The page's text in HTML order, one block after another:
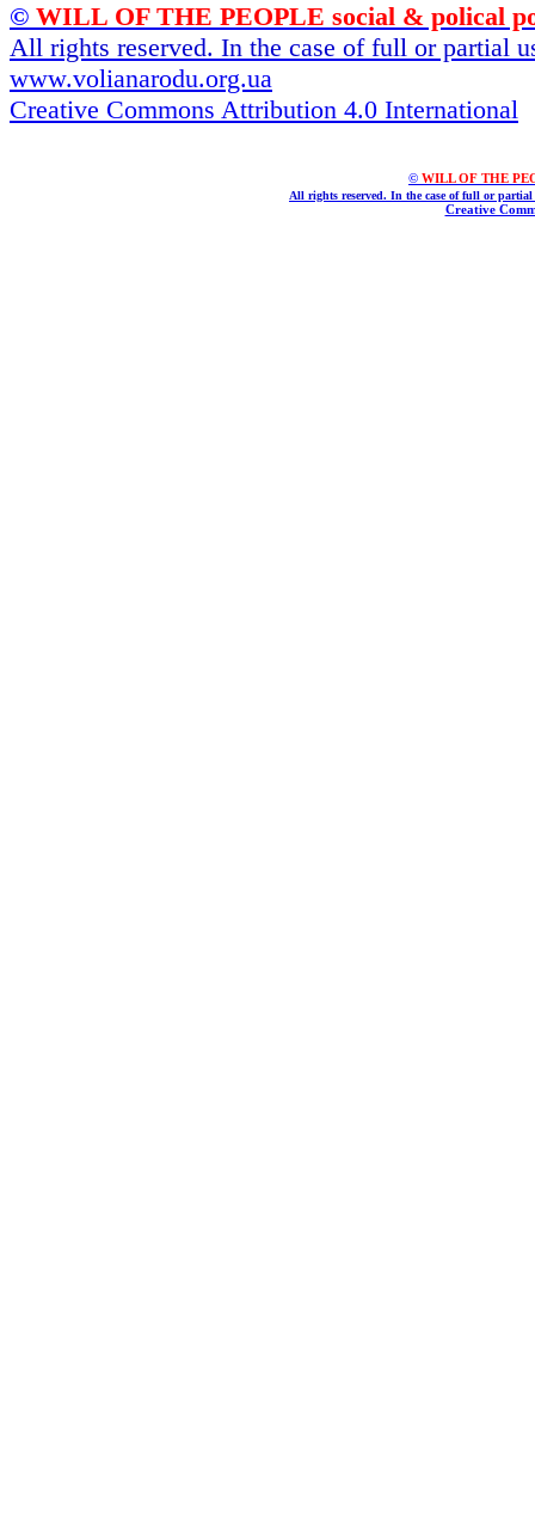
© WILL OF THE PEOPLE social & polical
All rights reserved. In the case of full or partial
www.volianarodu.org.ua
Creative Commons Attribution 4.0 International
© WILL OF THE
All rights reserved. In the case of full or
Creative